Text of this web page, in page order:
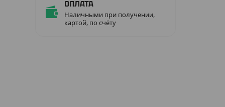
Оплата
Наличными при получении,
картой, по счёту